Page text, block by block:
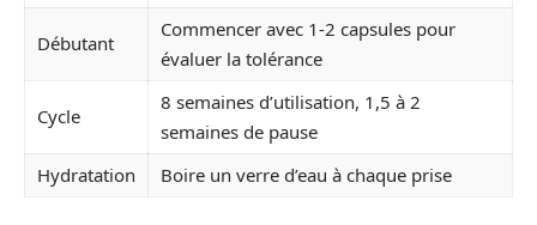
Débutant
Commencer avec 1-2 capsules pour
évaluer la tolérance
Cycle
8 semaines d’utilisation, 1,5 à 2
semaines de pause
Hydratation
Boire un verre d’eau à chaque prise